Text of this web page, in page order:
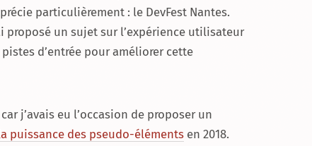
particulièrement : le DevFest Nantes.
proposé un sujet sur l’expérience utilisateur
d’entrée pour améliorer cette
j’avais eu l’occasion de proposer un
puissance des pseudo-éléments en 2018.